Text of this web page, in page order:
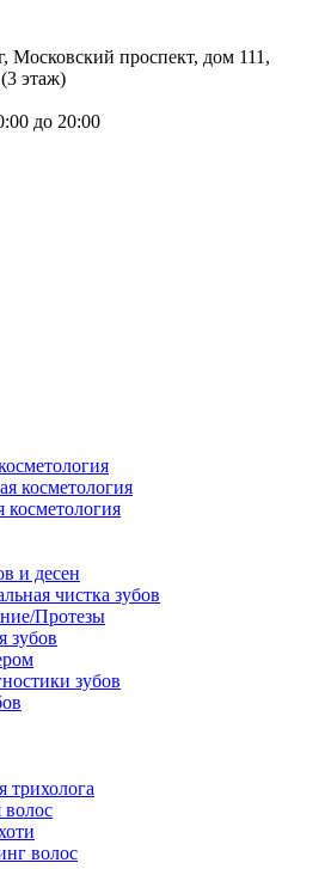
Московский проспект, дом 111,
этаж)
до 20:00
косметология
косметология
и десен
чистка зубов
Протезы
зубов
зубов
трихолога
волос
волос